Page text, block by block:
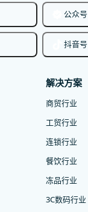
公众号
抖音号
解决方案
商贸行业
工贸行业
连锁行业
餐饮行业
冻品行业
3C数码行业